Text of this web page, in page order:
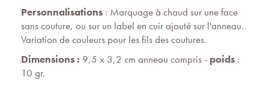
Personnalisations : Marquage à chaud sur une face
sans couture, ou sur un label en cuir ajouté sur l'anneau.
Variation de couleurs pour les fils des coutures.
Dimensions : 9,5 x 3,2 cm anneau compris - poids :
10 gr.